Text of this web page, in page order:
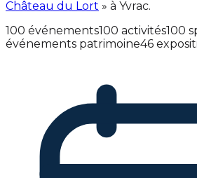
Château du Lort » à Yvrac.
100 événements100 activités100
événements patrimoine46